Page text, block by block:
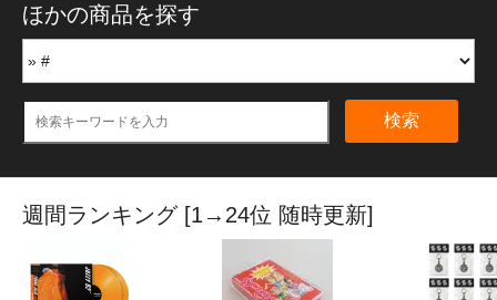
ほかの商品を探す
検索
週間ランキング [1→24位 随時更新]